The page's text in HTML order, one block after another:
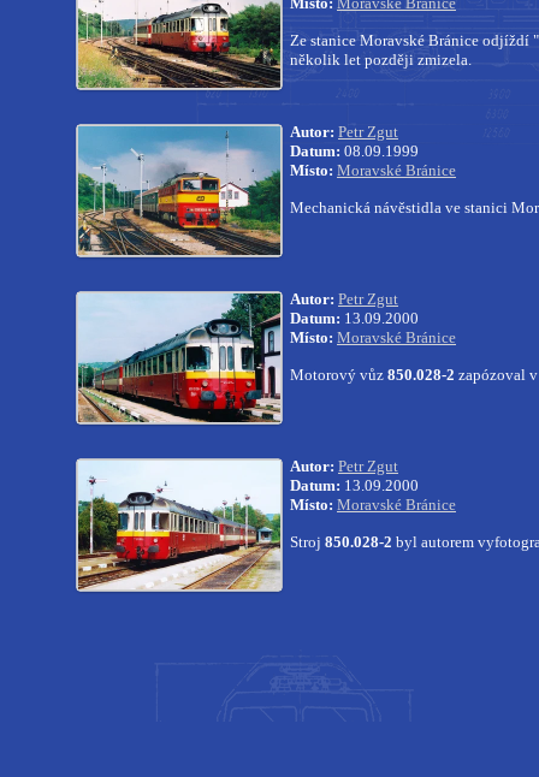
Ze stanice Moravské Bránice
několik let později zmizela.
Autor: Petr Zgut
Datum: 08.09.1999
Místo: Moravské Bránice
Mechanická návěstidla ve stanici
Autor: Petr Zgut
Datum: 13.09.2000
Místo: Moravské Bránice
Motorový vůz 850.028-2 zapózoval
Autor: Petr Zgut
Datum: 13.09.2000
Místo: Moravské Bránice
Stroj 850.028-2 byl autorem